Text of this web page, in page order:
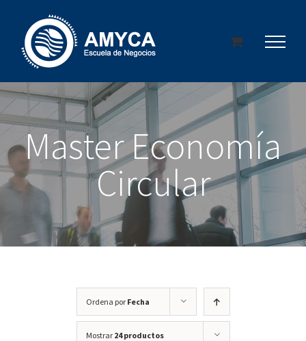
contenido
Master Economía
Circular
Ordena por Fecha
Mostrar 24 productos